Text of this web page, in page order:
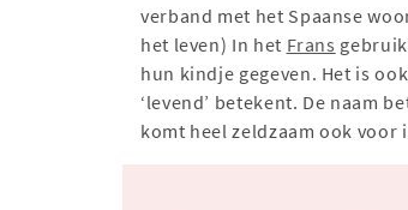
verband met het Spaanse
het leven) In het Frans
hun kindje gegeven. Het is
‘levend’ betekent. De naam
komt heel zeldzaam ook voor